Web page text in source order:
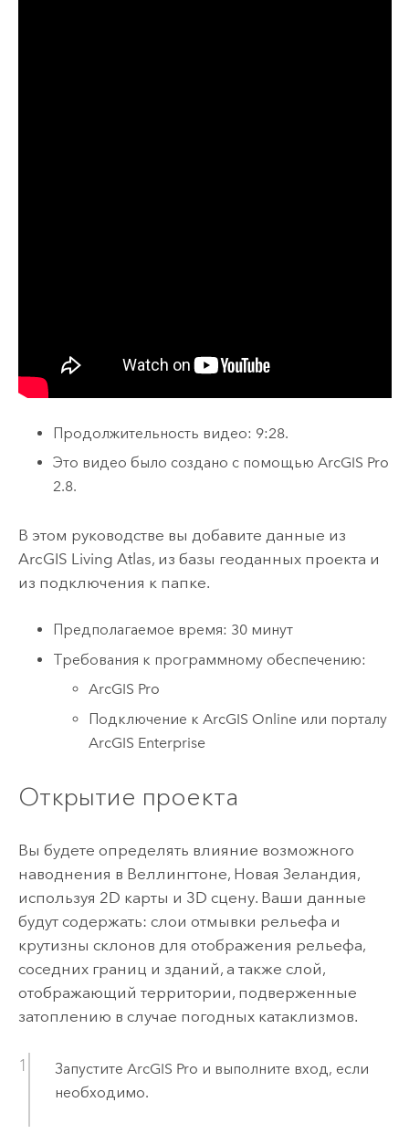
Продолжительность видео: 9:28.
Это видео было создано с помощьюArcGIS Pro
2.8.
В этом руководстве вы добавите данные из
ArcGIS Living Atlas, из базы геоданных проекта и
из подключения к папке.
Предполагаемое время: 30 минут
Требования к программному обеспечению:
ArcGIS Pro
Подключение кArcGIS Online или порталу
ArcGIS Enterprise
Открытие проекта
Вы будете определять влияние возможного
наводнения в Веллингтоне, Новая Зеландия,
используя 2D карты и 3D сцену. Ваши данные
будут содержать: слои отмывки рельефа и
крутизны склонов для отображения рельефа,
соседних границ и зданий, а также слой,
отображающий территории, подверженные
затоплению в случае погодных катаклизмов.
Запустите ArcGIS Pro и выполните вход, если
необходимо.